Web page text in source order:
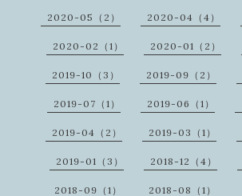
2020-05（2） 2020-04（4）
2020-02（1） 2020-01（2）
2019-10（3） 2019-09（2）
2019-07（1） 2019-06（1）
2019-04（2） 2019-03（1）
2019-01（3） 2018-12（4）
2018-09（1） 2018-08（1）